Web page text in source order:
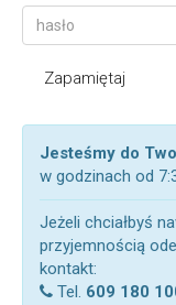
Zapamiętaj
Jesteśmy do
w godzinach od
Jeżeli chciałbyś
przyjemnością
kontakt:
Tel. 609 180